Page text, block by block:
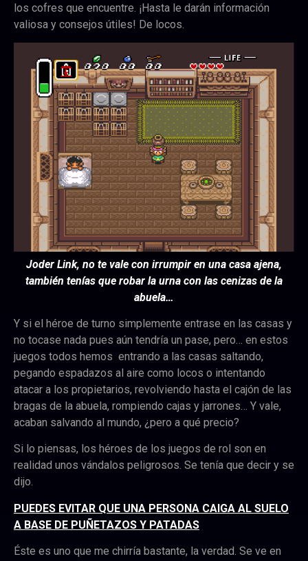
los cofres que encuentre. ¡Hasta le darán información
valiosa y consejos útiles! De locos.
Joder Link, no te vale con irrumpir en una casa ajena,
también tenías que robar la urna con las cenizas de la
abuela…
Y si el héroe de turno simplemente entrase en las casas y
no tocase nada pues aún tendría un pase, pero… en estos
juegos todos hemos entrando a las casas saltando,
pegando espadazos al aire como locos o intentando
atacar a los propietarios, revolviendo hasta el cajón de las
bragas de la abuela, rompiendo cajas y jarrones… Y vale,
acaban salvando al mundo, ¿pero a qué precio?
Si lo piensas, los héroes de los juegos de rol son en
realidad unos vándalos peligrosos. Se tenía que decir y se
dijo.
PUEDES EVITAR QUE UNA PERSONA CAIGA AL SUELO
A BASE DE PUÑETAZOS Y PATADAS
Éste es uno que me chirría bastante, la verdad. Se ve en